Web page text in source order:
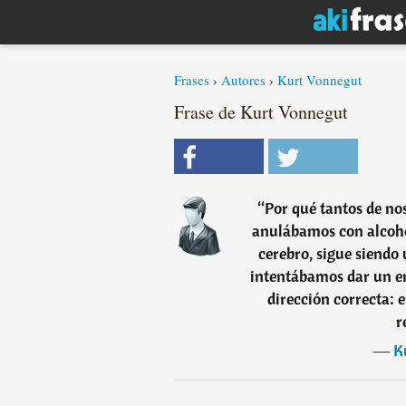
Frases › Autores › Kurt Vonnegut
Frase de Kurt Vonnegut
“Por qué tantos de
anulábamos con
cerebro, sigue
intentábamos dar un
dirección correcta:
―